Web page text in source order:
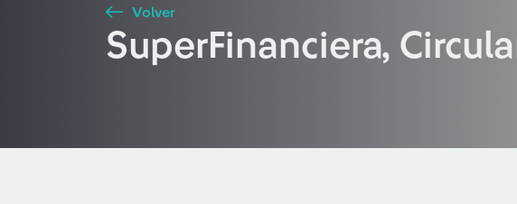
Volver
SuperFinanciera,